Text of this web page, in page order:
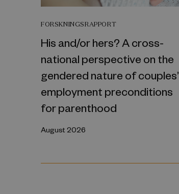
FORSKNINGSRAPPORT
His and/or hers? A cross-
national perspective on the
gendered nature of couples’
employment preconditions
for parenthood
August 2026